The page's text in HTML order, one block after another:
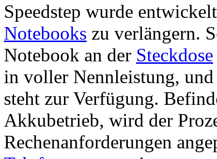
Speedstep wurde
Notebooks zu verlängern.
Notebook an der Steckdose
in voller Nennleistung,
steht zur Verfügung.
Akkubetrieb, wird der
Rechenanforderungen